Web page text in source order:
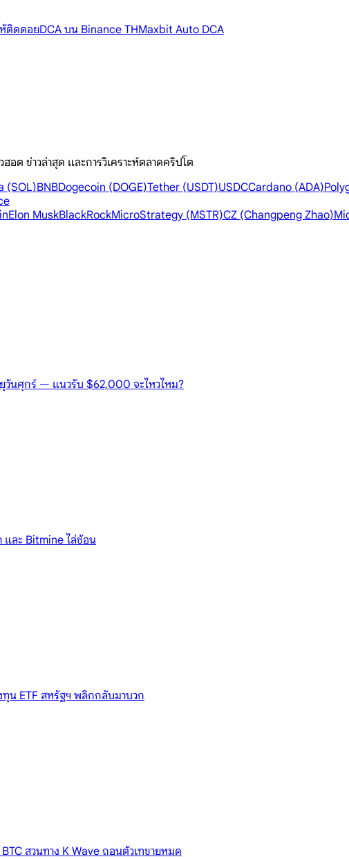
ห้ติดดอยDCA บน Binance THMaxbit Auto DCA
ต ข่าวล่าสุด และการวิเคราะห์ตลาดคริปโต
(SOL)BNBDogecoin (DOGE)Tether (USDT)USDCCardano (ADA)
Elon MuskBlackRockMicroStrategy (MSTR)CZ (Changpeng Zhao)
นศุกร์ — แนวรับ $62,000 จะไหวไหม?
และ Bitmine ไล่ช้อน
น ETF สหรัฐฯ พลิกกลับมาบวก
สวนทาง K Wave ถอนตัวเทขายหมด